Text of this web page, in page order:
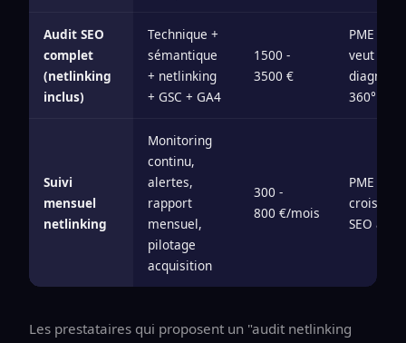
Audit SEO
complet
(netlinking
inclus)
Technique +
sémantique
+ netlinking
+ GSC + GA4
1500 -
3500 €
PME qui
veut un
360°
Suivi
mensuel
netlinking
Monitoring
continu,
alertes,
rapport
mensuel,
pilotage
acquisition
300 -
800 €/mois
PME en
SEO
Les prestataires qui proposent un "audit netlinking